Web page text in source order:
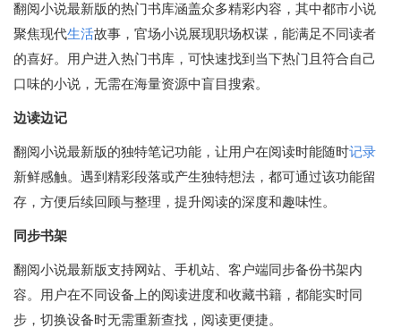
翻阅小说最新版的热门书库涵盖众多精彩内容，其中都市小说
聚焦现代生活故事，官场小说展现职场权谋，能满足不同读者
的喜好。用户进入热门书库，可快速找到当下热门且符合自己
口味的小说，无需在海量资源中盲目搜索。
边读边记
翻阅小说最新版的独特笔记功能，让用户在阅读时能随时记录
新鲜感触。遇到精彩段落或产生独特想法，都可通过该功能留
存，方便后续回顾与整理，提升阅读的深度和趣味性。
同步书架
翻阅小说最新版支持网站、手机站、客户端同步备份书架内
容。用户在不同设备上的阅读进度和收藏书籍，都能实时同
步，切换设备时无需重新查找，阅读更便捷。